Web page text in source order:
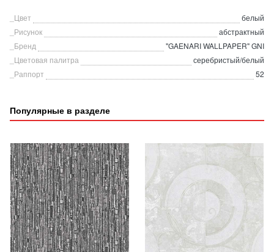
_Цвет
белый
_Рисунок
абстрактный
_Бренд
"GAENARI WALLPAPER" GNI
_Цветовая палитра
серебристый/белый
_Раппорт
52
Популярные в разделе